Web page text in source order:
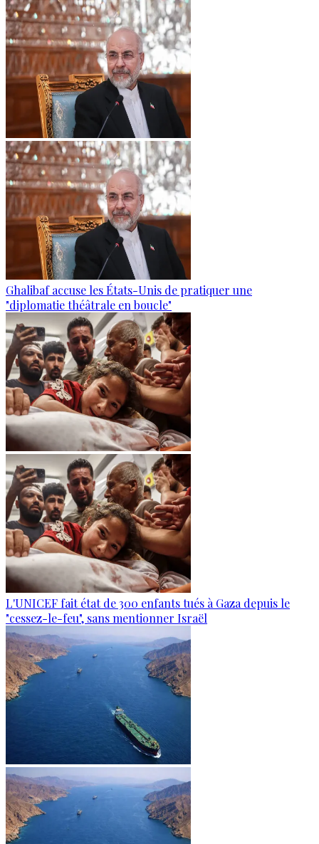
Ghalibaf accuse les États-Unis de pratiquer une
"diplomatie théâtrale en boucle"
L'UNICEF fait état de 300 enfants tués à Gaza depuis le
"cessez-le-feu", sans mentionner Israël